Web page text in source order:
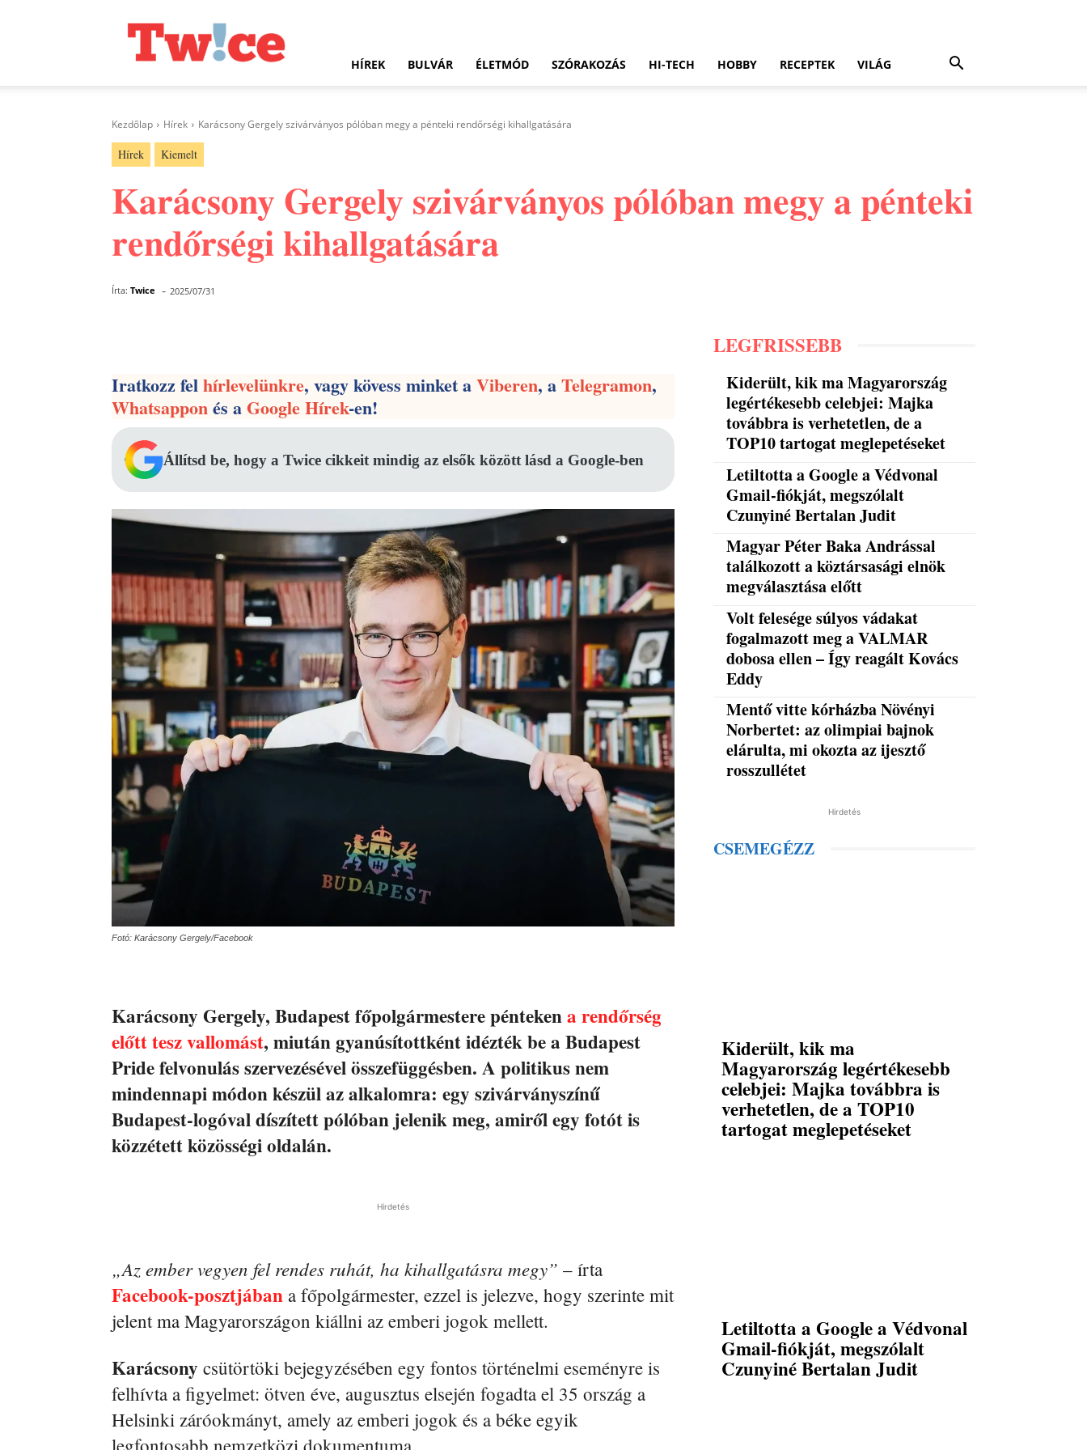
HÍREK BULVÁR ÉLETMÓD SZÓRAKOZÁS HI-TECH HOBBY RECEPTEK VILÁG
Kezdőlap Hírek Karácsony Gergely szivárványos pólóban megy a pénteki rendőrségi kihallgatására
Hírek Kiemelt
Karácsony Gergely szivárványos pólóban megy a pénteki
rendőrségi kihallgatására
Írta: Twice - 2025/07/31
Iratkozz felhírlevelünkre, vagy kövess minket aViberen, aTelegramon,
Whatsapponés aGoogle Hírek-en!
Állítsd be, hogy a Twice cikkeit mindig az elsők között lásd a Google-ben
Fotó: Karácsony Gergely/Facebook
Karácsony Gergely, Budapest főpolgármestere péntekena rendőrség
előtt tesz vallomást, miután gyanúsítottként idézték be a Budapest
Pride felvonulás szervezésével összefüggésben. A politikus nem
mindennapi módon készül az alkalomra: egy szivárványszínű
Budapest-logóval díszített pólóban jelenik meg, amiről egy fotót is
közzétett közösségi oldalán.
Hirdetés
„Az ember vegyen fel rendes ruhát, ha kihallgatásra megy” – írta
Facebook-posztjában a főpolgármester, ezzel is jelezve, hogy szerinte mit
jelent ma Magyarországon kiállni az emberi jogok mellett.
Karácsony csütörtöki bejegyzésében egy fontos történelmi eseményre is
felhívta a figyelmet: ötven éve, augusztus elsején fogadta el 35 ország a
Helsinki záróokmányt, amely az emberi jogok és a béke egyik
legfontosabb nemzetközi dokumentuma.
LEGFRISSEBB
Kiderült, kik ma Magyarország
legértékesebb celebjei: Majka
továbbra is verhetetlen, de a
TOP10 tartogat meglepetéseket
Letiltotta a Google a Védvonal
Gmail-fiókját, megszólalt
Czunyiné Bertalan Judit
Magyar Péter Baka Andrással
találkozott a köztársasági elnök
megválasztása előtt
Volt felesége súlyos vádakat
fogalmazott meg a VALMAR
dobosa ellen – Így reagált Kovács
Eddy
Mentő vitte kórházba Növényi
Norbertet: az olimpiai bajnok
elárulta, mi okozta az ijesztő
rosszullétet
Hirdetés
CSEMEGÉZZ
Kiderült, kik ma
Magyarország legértékesebb
celebjei: Majka továbbra is
verhetetlen, de a TOP10
tartogat meglepetéseket
Letiltotta a Google a Védvonal
Gmail-fiókját, megszólalt
Czunyiné Bertalan Judit